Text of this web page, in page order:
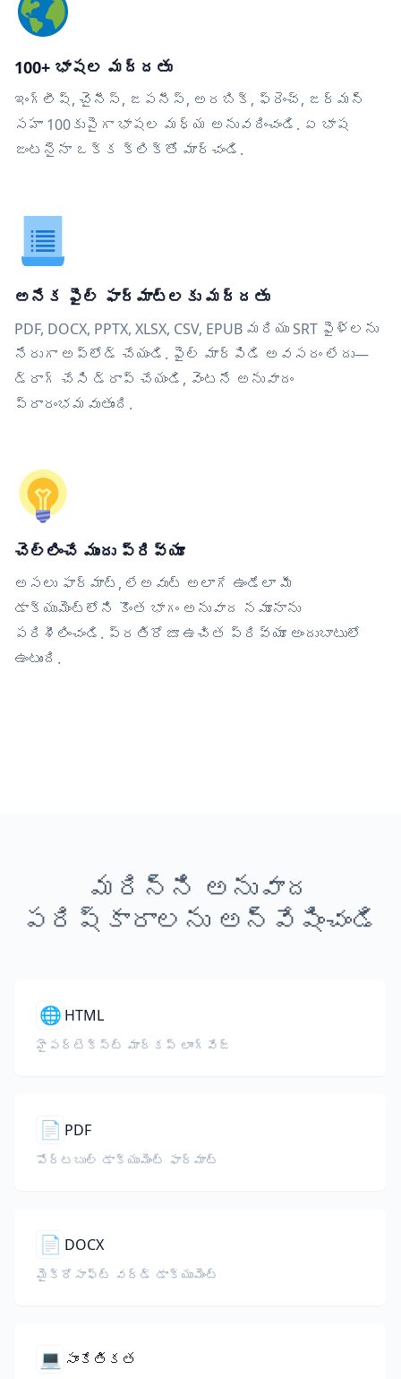
100+ భాషల మద్దతు
ఇంగ్లీష్, చైనీస్, జపనీస్, అరబిక్, ఫ్రెంచ్, జర్మన్
సహా 100కుపైగా భాషల మధ్య అనువదించండి. ఏ భాష
జంటనైనా ఒక్క క్లిక్‌తో మార్చండి.
అనేక ఫైల్ ఫార్మాట్‌లకు మద్దతు
PDF, DOCX, PPTX, XLSX, CSV, EPUB మరియు SRT ఫైళ్లను
నేరుగా అప్‌లోడ్ చేయండి. ఫైల్ మార్పిడి అవసరం లేదు—
డ్రాగ్ చేసి డ్రాప్ చేయండి, వెంటనే అనువాదం
ప్రారంభమవుతుంది.
చెల్లించే ముందు ప్రివ్యూ
అసలు ఫార్మాట్, లేఅవుట్ అలాగే ఉండేలా మీ
డాక్యుమెంట్‌లోని కొంత భాగం అనువాద నమూనాను
పరిశీలించండి. ప్రతిరోజూ ఉచిత ప్రివ్యూ అందుబాటులో
ఉంటుంది.
మరిన్ని అనువాద
పరిష్కారాలను అన్వేషించండి
🌐 HTML
హైపర్‌టెక్స్ట్ మార్కప్ లాంగ్వేజ్
📄 PDF
పోర్టబుల్ డాక్యుమెంట్ ఫార్మాట్
📄 DOCX
మైక్రోసాఫ్ట్ వర్డ్ డాక్యుమెంట్
💻 సాంకేతికత